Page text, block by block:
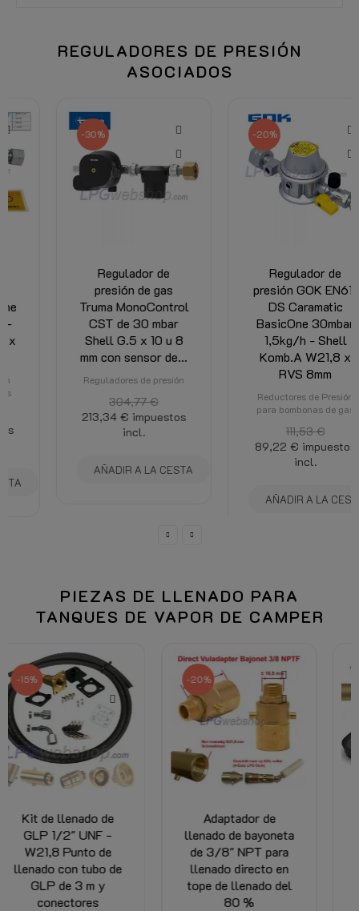
REGULADORES DE PRESIÓN
ASOCIADOS
Regulador de
presión de gas
Truma MonoControl
CST de 30 mbar
Shell G.5 x 10 u 8
mm con sensor de...
Reguladores de presión
304,77 €
213,34 € impuestos
AÑADIR A LA CESTA
Regulador de
presión GOK EN61-
DS Caramatic
BasicOne 30mbar
1,5kg/h - Shell
Komb.A W21,8 x
RVS 8mm
Reductores de Presión
para bombonas de gas
89,22 € impuestos
AÑADIR A LA CESTA
PIEZAS DE LLENADO PARA
TANQUES DE VAPOR DE CAMPER
-20%
Adaptador de
llenado de bayoneta
de 3/8" NPT para
llenado directo en
tope de llenado del
80 %
-15%
Juego de
adaptadores de
llenado de GLP
W21.8 - 4 boquillas
de llenado para toda
la UE en un...